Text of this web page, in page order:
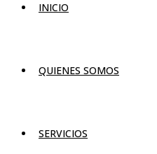
INICIO
QUIENES SOMOS
SERVICIOS